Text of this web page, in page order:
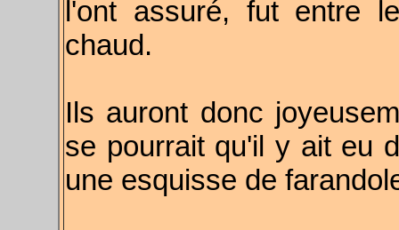
l'ont assuré, fut entre
chaud.
Ils auront donc
se pourrait qu'il y ait eu
une esquisse de